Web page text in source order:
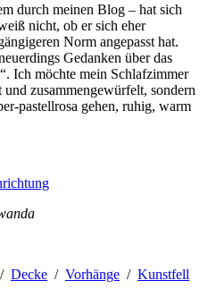
durch meinen Blog – hat sich
nicht, ob er sich eher
Norm angepasst hat.
Gedanken über das
Ich möchte mein Schlafzimmer
zusammengewürfelt, sondern
pastellrosa gehen, ruhig, warm
Decke / Vorhänge / Kunstfell